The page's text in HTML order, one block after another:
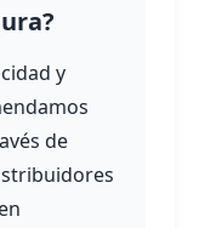
y
de